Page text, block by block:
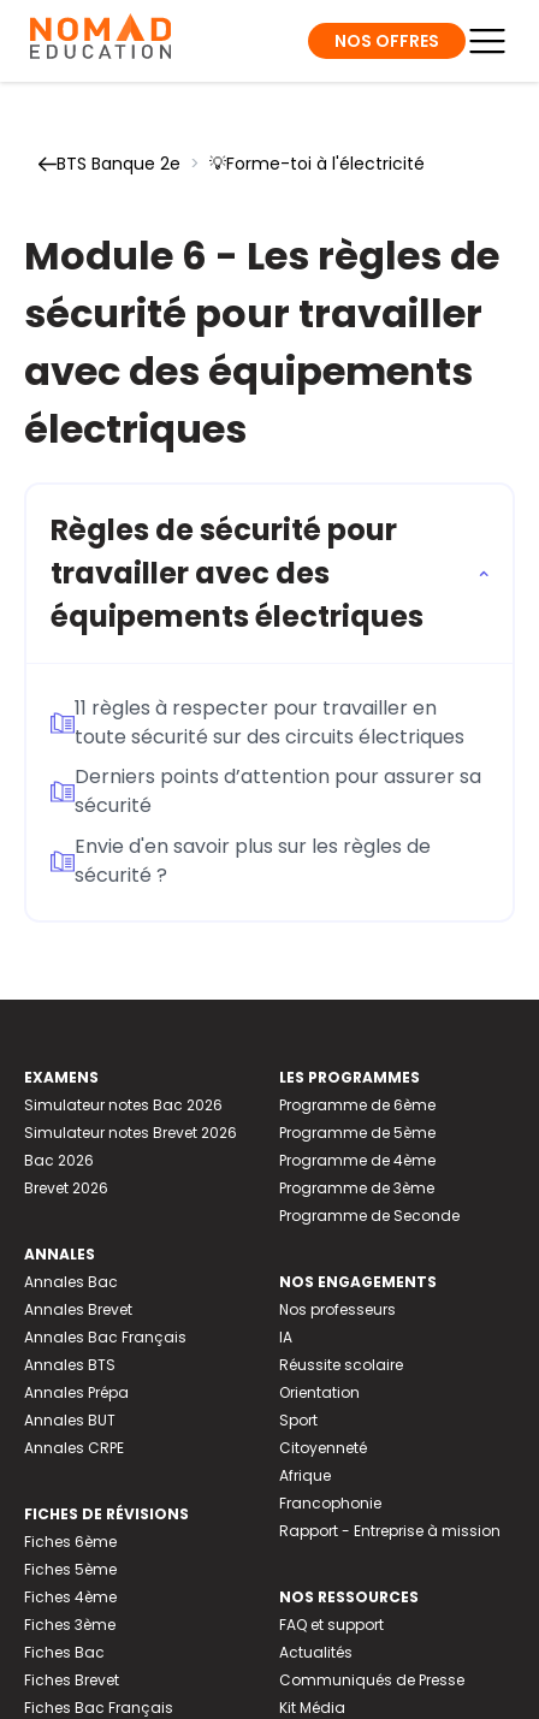
NOS OFFRES
BTS Banque 2e > 💡Forme-toi à l'électricité
Module 6 - Les règles de
sécurité pour travailler
avec des équipements
électriques
Règles de sécurité pour
travailler avec des
équipements électriques
11 règles à respecter pour travailler en
toute sécurité sur des circuits électriques
Derniers points d’attention pour assurer sa
sécurité
Envie d'en savoir plus sur les règles de
sécurité ?
EXAMENS
Simulateur notes Bac 2026
Simulateur notes Brevet 2026
Bac 2026
Brevet 2026
ANNALES
Annales Bac
Annales Brevet
Annales Bac Français
Annales BTS
Annales Prépa
Annales BUT
Annales CRPE
FICHES DE RÉVISIONS
Fiches 6ème
Fiches 5ème
Fiches 4ème
Fiches 3ème
Fiches Bac
Fiches Brevet
Fiches Bac Français
LES PROGRAMMES
Programme de 6ème
Programme de 5ème
Programme de 4ème
Programme de 3ème
Programme de Seconde
NOS ENGAGEMENTS
Nos professeurs
IA
Réussite scolaire
Orientation
Sport
Citoyenneté
Afrique
Francophonie
Rapport - Entreprise à mission
NOS RESSOURCES
FAQ et support
Actualités
Communiqués de Presse
Kit Média